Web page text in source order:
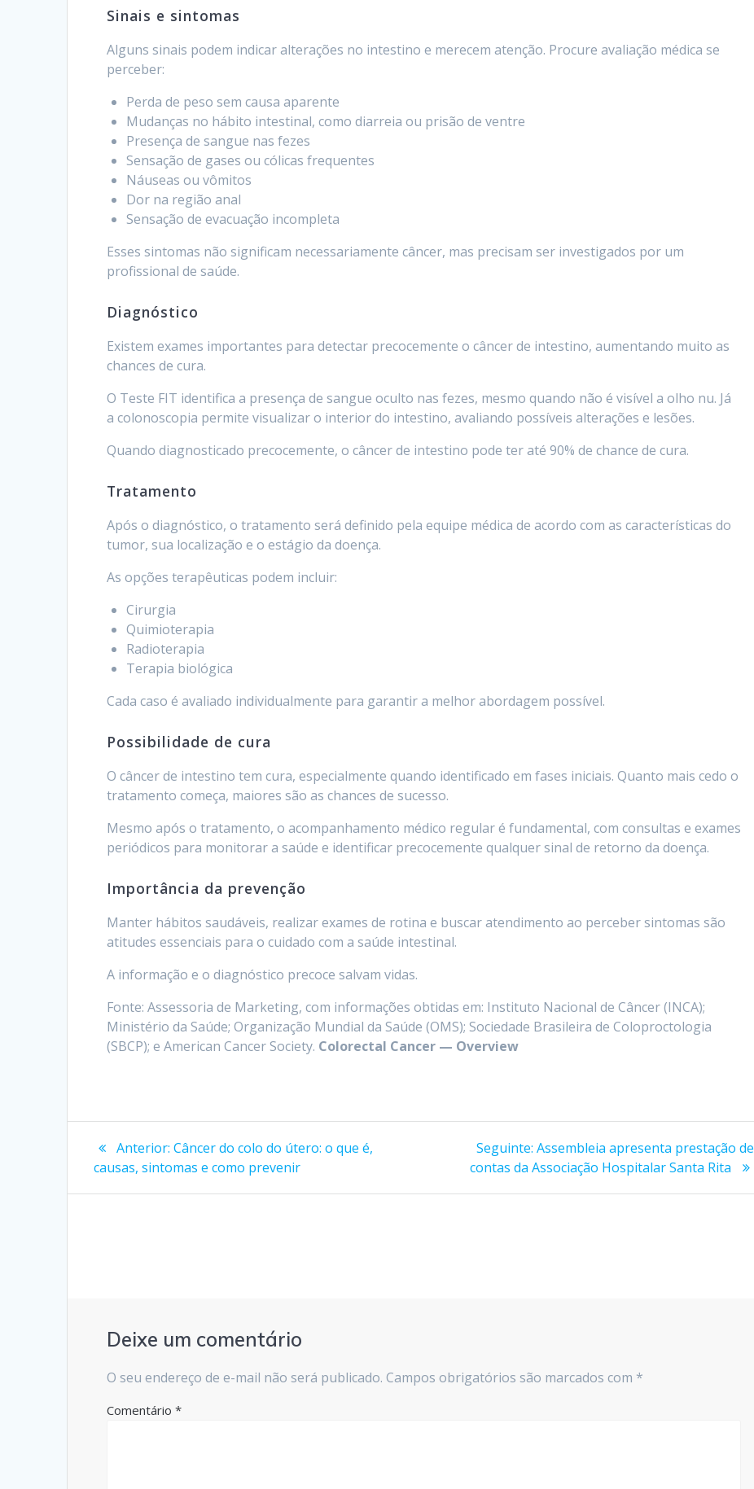
Sinais e sintomas
Alguns sinais podem indicar alterações no intestino e merecem atenção. Procure avaliação médica se
perceber:
Perda de peso sem causa aparente
Mudanças no hábito intestinal, como diarreia ou prisão de ventre
Presença de sangue nas fezes
Sensação de gases ou cólicas frequentes
Náuseas ou vômitos
Dor na região anal
Sensação de evacuação incompleta
Esses sintomas não significam necessariamente câncer, mas precisam ser investigados por um
profissional de saúde.
Diagnóstico
Existem exames importantes para detectar precocemente o câncer de intestino, aumentando muito as
chances de cura.
O Teste FIT identifica a presença de sangue oculto nas fezes, mesmo quando não é visível a olho nu. Já
a colonoscopia permite visualizar o interior do intestino, avaliando possíveis alterações e lesões.
Quando diagnosticado precocemente, o câncer de intestino pode ter até 90% de chance de cura.
Tratamento
Após o diagnóstico, o tratamento será definido pela equipe médica de acordo com as características do
tumor, sua localização e o estágio da doença.
As opções terapêuticas podem incluir:
Cirurgia
Quimioterapia
Radioterapia
Terapia biológica
Cada caso é avaliado individualmente para garantir a melhor abordagem possível.
Possibilidade de cura
O câncer de intestino tem cura, especialmente quando identificado em fases iniciais. Quanto mais cedo o
tratamento começa, maiores são as chances de sucesso.
Mesmo após o tratamento, o acompanhamento médico regular é fundamental, com consultas e exames
periódicos para monitorar a saúde e identificar precocemente qualquer sinal de retorno da doença.
Importância da prevenção
Manter hábitos saudáveis, realizar exames de rotina e buscar atendimento ao perceber sintomas são
atitudes essenciais para o cuidado com a saúde intestinal.
A informação e o diagnóstico precoce salvam vidas.
Fonte: Assessoria de Marketing, com informações obtidas em: Instituto Nacional de Câncer (INCA);
Ministério da Saúde; Organização Mundial da Saúde (OMS); Sociedade Brasileira de Coloproctologia
(SBCP); e American Cancer Society. Colorectal Cancer — Overview
Navegação
de
Anterior: Post
anterior:
Câncer do colo do útero: o que é,
causas, sintomas e como prevenir
Seguinte: Post
seguinte:
Assembleia apresenta prestação de
contas da Associação Hospitalar Santa Rita
Deixe um comentário
O seu endereço de e-mail não será publicado. Campos obrigatórios são marcados com *
Comentário*